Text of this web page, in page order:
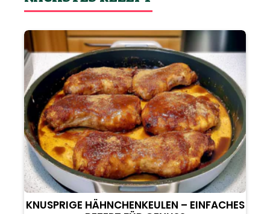
KNUSPRIGE HÄHNCHENKEULEN – EINFACHES